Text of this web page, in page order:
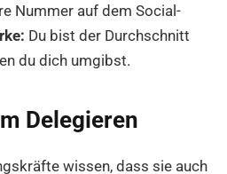
Nummer auf dem Social-
Du bist der Durchschnitt
du dich umgibst.
Delegieren
wissen, dass sie auch